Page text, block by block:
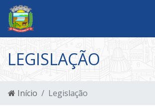
LEGISLAÇÃO
Início Legislação